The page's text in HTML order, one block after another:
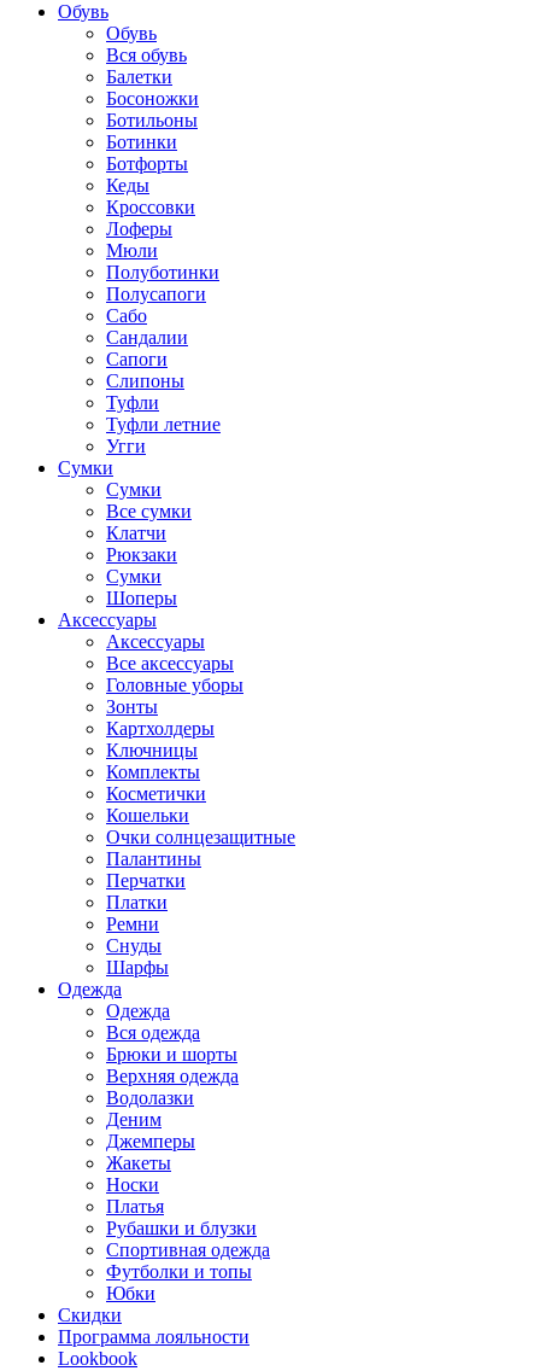
Обувь
Обувь
Вся обувь
Балетки
Босоножки
Ботильоны
Ботинки
Ботфорты
Кеды
Кроссовки
Лоферы
Мюли
Полуботинки
Полусапоги
Сабо
Сандалии
Сапоги
Слипоны
Туфли
Туфли летние
Угги
Сумки
Сумки
Все сумки
Клатчи
Рюкзаки
Сумки
Шоперы
Аксессуары
Аксессуары
Все аксессуары
Головные уборы
Зонты
Картхолдеры
Ключницы
Комплекты
Косметички
Кошельки
Очки солнцезащитные
Палантины
Перчатки
Платки
Ремни
Снуды
Шарфы
Одежда
Одежда
Вся одежда
Брюки и шорты
Верхняя одежда
Водолазки
Деним
Джемперы
Жакеты
Носки
Платья
Рубашки и блузки
Спортивная одежда
Футболки и топы
Юбки
Скидки
Программа лояльности
Lookbook